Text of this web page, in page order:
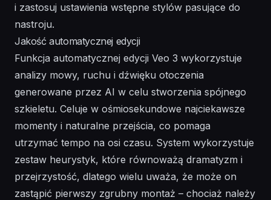
i zastosuj ustawienia wstępne stylów pasujące do
nastroju.
Jakość automatycznej edycji
Funkcja automatycznej edycji Veo 3 wykorzystuje
analizy mowy, ruchu i dźwięku otoczenia
generowane przez AI w celu stworzenia spójnego
szkieletu. Celuje w ośmiosekundowe najciekawsze
momenty i naturalne przejścia, co pomaga
utrzymać tempo na osi czasu. System wykorzystuje
zestaw heurystyk, które równoważą dramatyzm i
przejrzystość, dlatego wielu uważa, że może on
zastąpić pierwszy zgrubny montaż – chociaż należy